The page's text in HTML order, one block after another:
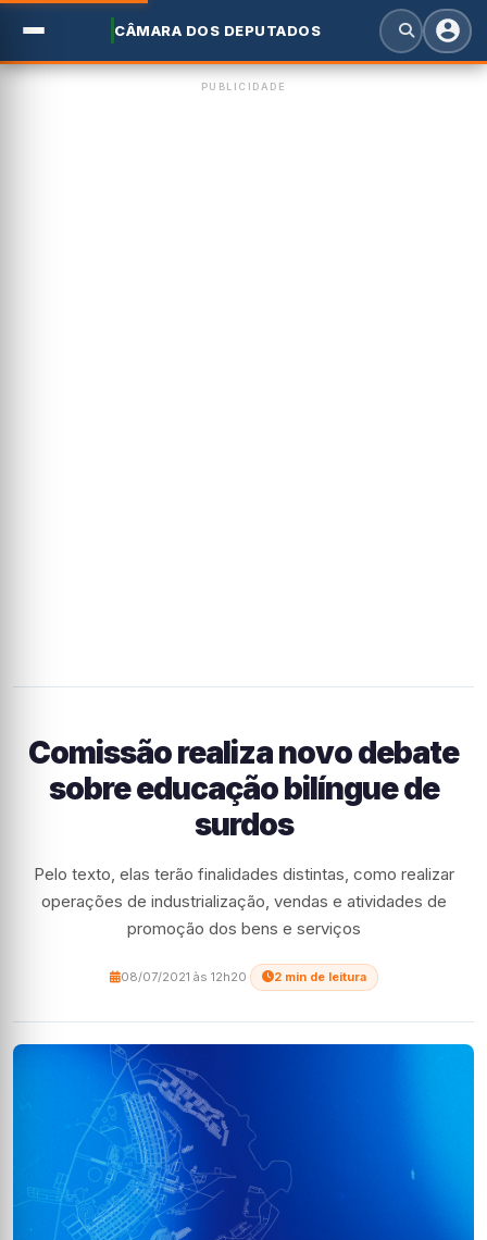
CÂMARA DOS DEPUTADOS
PUBLICIDADE
Comissão realiza novo debate
sobre educação bilíngue de
surdos
Pelo texto, elas terão finalidades distintas, como realizar
operações de industrialização, vendas e atividades de
promoção dos bens e serviços
08/07/2021 às 12h20 2 min de leitura